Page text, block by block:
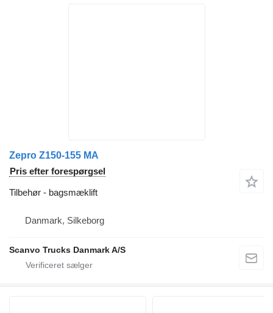
Zepro Z150-155 MA
Pris efter forespørgsel
Tilbehør - bagsmæklift
Danmark, Silkeborg
Scanvo Trucks Danmark A/S